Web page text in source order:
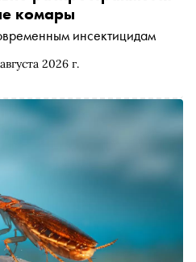
2026 г.
комары
инсектицидам